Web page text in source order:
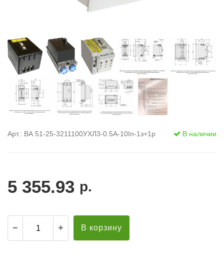
Арт.: ВА 51-25-3211100УХЛ3-0.5А-10In-1з+1р В наличии
5 355.93 р.
В корзину